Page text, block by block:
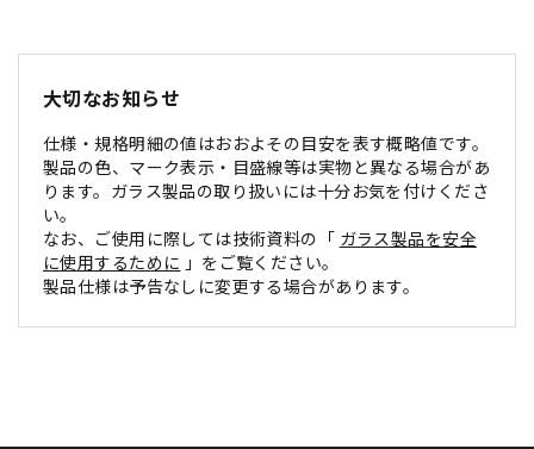
大切なお知らせ
仕様・規格明細の値はおおよその目安を表す概略値です。
製品の色、マーク表示・目盛線等は実物と異なる場合があ
ります。ガラス製品の取り扱いには十分お気を付けくださ
い。
なお、ご使用に際しては技術資料の「 ガラス製品を安全
に使用するために 」をご覧ください。
製品仕様は予告なしに変更する場合があります。